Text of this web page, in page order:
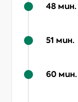
48 мин.
51 мин.
60 мин.